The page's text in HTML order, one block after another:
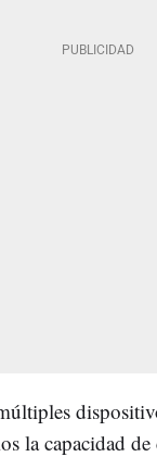
la capacidad